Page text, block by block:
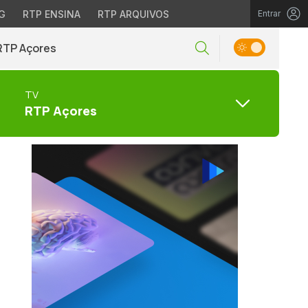
RTP ENSINA RTP ARQUIVOS Entrar
Açores
TV
RTP Açores